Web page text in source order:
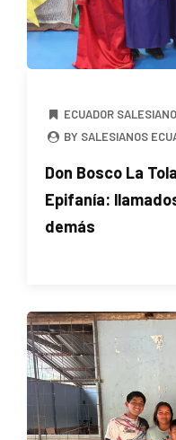
ECUADOR SALESIANO
BY SALESIANOS
Don Bosco La
Epifanía:
demás